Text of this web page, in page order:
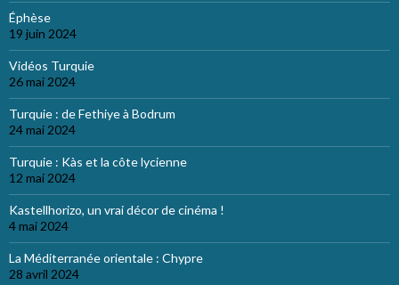
Éphèse
19 juin 2024
Vidéos Turquie
26 mai 2024
Turquie : de Fethiye à Bodrum
24 mai 2024
Turquie : Kàs et la côte lycienne
12 mai 2024
Kastellhorizo, un vrai décor de cinéma !
4 mai 2024
La Méditerranée orientale : Chypre
28 avril 2024